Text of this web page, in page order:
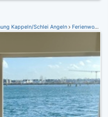
Kappeln/Schlei Angeln Ferienwohnung Ostseeresort Olpenitz